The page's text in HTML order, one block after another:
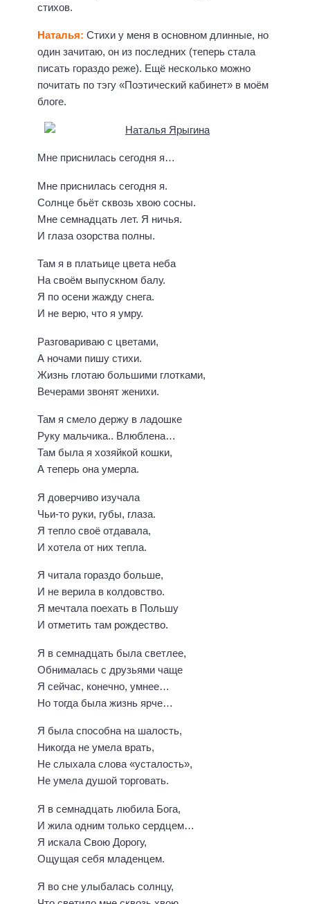
стихов.
Наталья: Стихи у меня в основном длинные, но
один зачитаю, он из последних (теперь стала
писать гораздо реже). Ещё несколько можно
почитать по тэгу «Поэтический кабинет» в моём
блоге.
Мне приснилась сегодня я…
Мне приснилась сегодня я.
Солнце бьёт сквозь хвою сосны.
Мне семнадцать лет. Я ничья.
И глаза озорства полны.
Там я в платьице цвета неба
На своём выпускном балу.
Я по осени жажду снега.
И не верю, что я умру.
Разговариваю с цветами,
А ночами пишу стихи.
Жизнь глотаю большими глотками,
Вечерами звонят женихи.
Там я смело держу в ладошке
Руку мальчика.. Влюблена…
Там была я хозяйкой кошки,
А теперь она умерла.
Я доверчиво изучала
Чьи-то руки, губы, глаза.
Я тепло своё отдавала,
И хотела от них тепла.
Я читала гораздо больше,
И не верила в колдовство.
Я мечтала поехать в Польшу
И отметить там рождество.
Я в семнадцать была светлее,
Обнималась с друзьями чаще
Я сейчас, конечно, умнее…
Но тогда была жизнь ярче…
Я была способна на шалость,
Никогда не умела врать,
Не слыхала слова «усталость»,
Не умела душой торговать.
Я в семнадцать любила Бога,
И жила одним только сердцем…
Я искала Свою Дорогу,
Ощущая себя младенцем.
Я во сне улыбалась солнцу,